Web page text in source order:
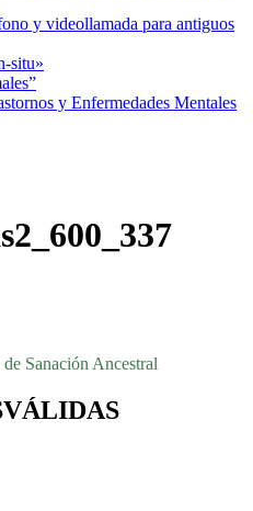
y videollamada para antiguos
situ»
y Enfermedades Mentales
Sanación Ancestral